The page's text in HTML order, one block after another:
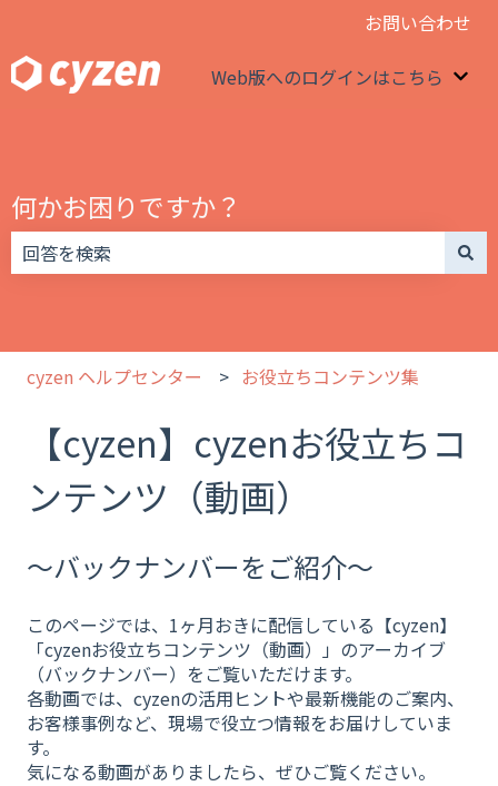
お問い合わせ
Web版へのログインはこちら
何かお困りですか？
cyzen ヘルプセンター お役立ちコンテンツ集
【cyzen】cyzenお役立ちコ
ンテンツ（動画）
～バックナンバーをご紹介～
このページでは、1ヶ月おきに配信している【cyzen】
「cyzenお役立ちコンテンツ（動画）」のアーカイブ
（バックナンバー）をご覧いただけます。
各動画では、cyzenの活用ヒントや最新機能のご案内、
お客様事例など、現場で役立つ情報をお届けしていま
す。
気になる動画がありましたら、ぜひご覧ください。